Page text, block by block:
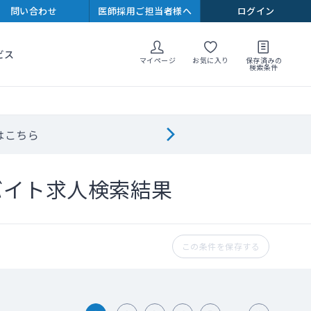
問い合わせ 医師採用ご担当者様へ ログイン
ス マイページ お気に入り 保存済みの
検索条件
ちら
ト求人検索結果
この条件を保存する